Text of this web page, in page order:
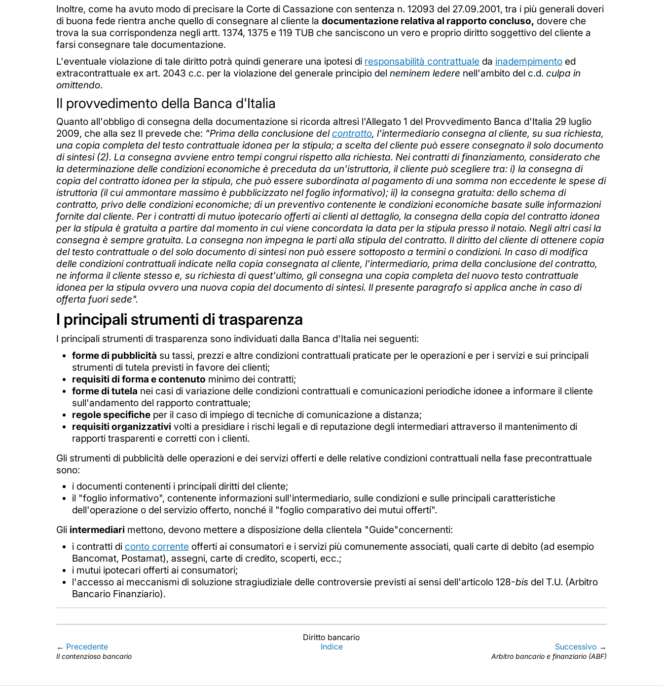
Inoltre, come ha avuto modo di precisare la Corte di Cassazione con sentenza n. 12093 del 27.09.2001, tra i più generali doveri
di buona fede rientra anche quello di consegnare al cliente la documentazione relativa al rapporto concluso, dovere che
trova la sua corrispondenza negli artt. 1374, 1375 e 119 TUB che sanciscono un vero e proprio diritto soggettivo del cliente a
farsi consegnare tale documentazione.
L'eventuale violazione di tale diritto potrà quindi generare una ipotesi di responsabilità contrattuale da inadempimento ed
extracontrattuale ex art. 2043 c.c. per la violazione del generale principio del neminem ledere nell'ambito del c.d. culpa in
omittendo.
Il provvedimento della Banca d'Italia
Quanto all'obbligo di consegna della documentazione si ricorda altresì l'Allegato 1 del Provvedimento Banca d'Italia 29 luglio
2009, che alla sez II prevede che: "Prima della conclusione delcontratto, l'intermediario consegna al cliente, su sua richiesta,
una copia completa del testo contrattuale idonea per la stipula; a scelta del cliente può essere consegnato il solo documento
di sintesi (2). La consegna avviene entro tempi congrui rispetto alla richiesta. Nei contratti di finanziamento, considerato che
la determinazione delle condizioni economiche è preceduta da un'istruttoria, il cliente può scegliere tra: i) la consegna di
copia del contratto idonea per la stipula, che può essere subordinata al pagamento di una somma non eccedente le spese di
istruttoria (il cui ammontare massimo è pubblicizzato nel foglio informativo); ii) la consegna gratuita: dello schema di
contratto, privo delle condizioni economiche; di un preventivo contenente le condizioni economiche basate sulle informazioni
fornite dal cliente. Per i contratti di mutuo ipotecario offerti ai clienti al dettaglio, la consegna della copia del contratto idonea
per la stipula è gratuita a partire dal momento in cui viene concordata la data per la stipula presso il notaio. Negli altri casi la
consegna è sempre gratuita. La consegna non impegna le parti alla stipula del contratto. Il diritto del cliente di ottenere copia
del testo contrattuale o del solo documento di sintesi non può essere sottoposto a termini o condizioni. In caso di modifica
delle condizioni contrattuali indicate nella copia consegnata al cliente, l'intermediario, prima della conclusione del contratto,
ne informa il cliente stesso e, su richiesta di quest'ultimo, gli consegna una copia completa del nuovo testo contrattuale
idonea per la stipula ovvero una nuova copia del documento di sintesi. Il presente paragrafo si applica anche in caso di
offerta fuori sede".
I principali strumenti di trasparenza
I principali strumenti di trasparenza sono individuati dalla Banca d'Italia nei seguenti:
forme di pubblicità su tassi, prezzi e altre condizioni contrattuali praticate per le operazioni e per i servizi e sui principali
strumenti di tutela previsti in favore dei clienti;
requisiti di forma e contenuto minimo dei contratti;
forme di tutela nei casi di variazione delle condizioni contrattuali e comunicazioni periodiche idonee a informare il cliente
sull'andamento del rapporto contrattuale;
regole specifiche per il caso di impiego di tecniche di comunicazione a distanza;
requisiti organizzativi volti a presidiare i rischi legali e di reputazione degli intermediari attraverso il mantenimento di
rapporti trasparenti e corretti con i clienti.
Gli strumenti di pubblicità delle operazioni e dei servizi offerti e delle relative condizioni contrattuali nella fase precontrattuale
sono:
i documenti contenenti i principali diritti del cliente;
il "foglio informativo", contenente informazioni sull'intermediario, sulle condizioni e sulle principali caratteristiche
dell'operazione o del servizio offerto, nonché il "foglio comparativo dei mutui offerti".
Gli intermediari mettono, devono mettere a disposizione della clientela "Guide"concernenti:
i contratti di conto corrente offerti ai consumatori e i servizi più comunemente associati, quali carte di debito (ad esempio
Bancomat, Postamat), assegni, carte di credito, scoperti, ecc.;
i mutui ipotecari offerti ai consumatori;
l'accesso ai meccanismi di soluzione stragiudiziale delle controversie previsti ai sensi dell'articolo 128-bis del T.U. (Arbitro
Bancario Finanziario).
Diritto bancario
← Precedente
Il contenzioso bancario
Indice Successivo →
Arbitro bancario e finanziario (ABF)